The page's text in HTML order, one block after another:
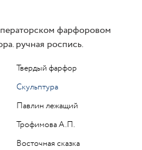
фарфоровом
ручная роспись.
Твердый фарфор
Скульптура
Павлин лежащий
Трофимова А.П.
Восточная сказка